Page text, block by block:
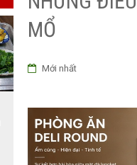
MỔ
Mới nhất